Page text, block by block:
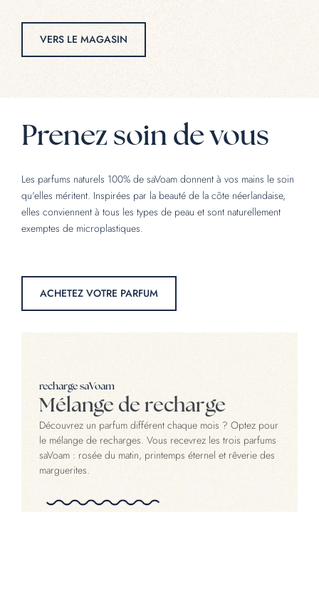
VERS LE MAGASIN
Prenez soin de vous
Les parfums naturels 100% de saVoam donnent à vos mains le soin
qu'elles méritent. Inspirées par la beauté de la côte néerlandaise,
elles conviennent à tous les types de peau et sont naturellement
exemptes de microplastiques.
ACHETEZ VOTRE PARFUM
recharge saVoam
Mélange de recharge
Découvrez un parfum différent chaque mois ? Optez pour
le mélange de recharges. Vous recevrez les trois parfums
saVoam : rosée du matin, printemps éternel et rêverie des
marguerites.